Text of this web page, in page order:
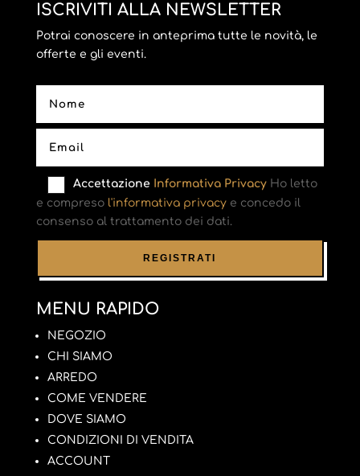
ISCRIVITI ALLA NEWSLETTER
Potrai conoscere in anteprima tutte le novità, le
offerte e gli eventi.
Accettazione Informativa PrivacyHo letto
e compreso l'informativa privacye concedo il
consenso al trattamento dei dati.
MENU RAPIDO
NEGOZIO
CHI SIAMO
ARREDO
COME VENDERE
DOVE SIAMO
CONDIZIONI DI VENDITA
ACCOUNT